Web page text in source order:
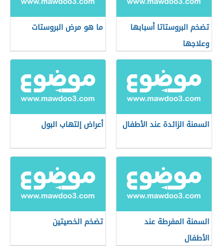
تضخم البروستاتا أسبابها
وعلاجها
ما هو مرض البروستات
السمنة الزائدة عند الأطفال أعراض إلتهاب البول
السمنة المفرطة عند
الأطفال
تضخم الخصيتين